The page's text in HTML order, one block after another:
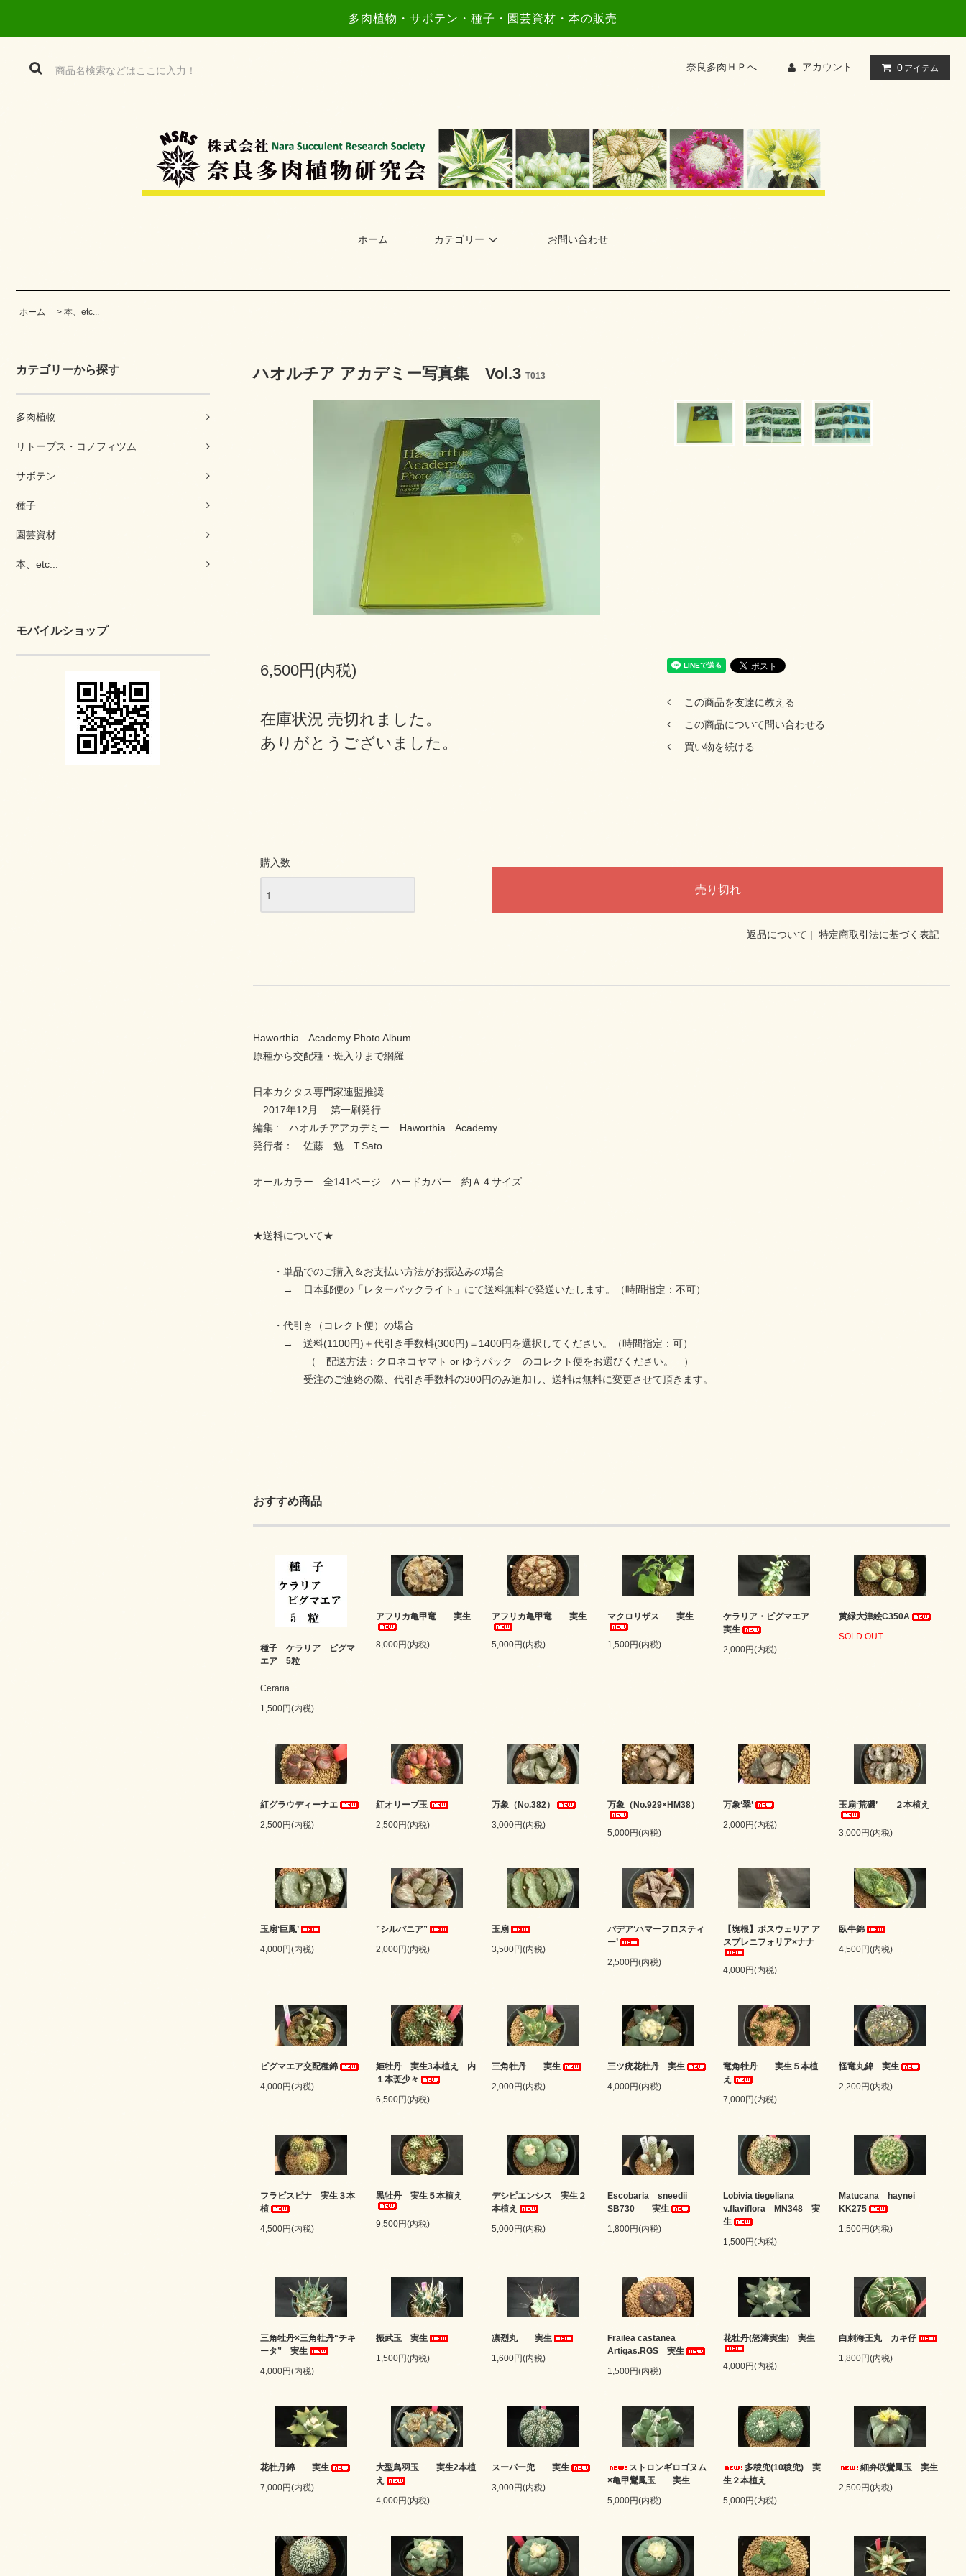
多肉植物・サボテン・種子・園芸資材・本の販売
奈良多肉ＨＰへ アカウント 0 アイテム
ホーム カテゴリー お問い合わせ
ホーム > 本、etc...
カテゴリーから探す
多肉植物
リトープス・コノフィツム
サボテン
種子
園芸資材
本、etc...
モバイルショップ
ハオルチア アカデミー写真集 Vol.3 T013
6,500円(内税)
在庫状況 売切れました。
ありがとうございました。
この商品を友達に教える
この商品について問い合わせる
買い物を続ける
購入数
返品について | 特定商取引法に基づく表記
Haworthia Academy Photo Album
原種から交配種・斑入りまで網羅
日本カクタス専門家連盟推奨
2017年12月 第一刷発行
編集 : ハオルチアアカデミー Haworthia Academy
発行者： 佐藤 勉 T.Sato
オールカラー 全141ページ ハードカバー 約Ａ４サイズ
★送料について★
・単品でのご購入＆お支払い方法がお振込みの場合
→ 日本郵便の「レターパックライト」にて送料無料で発送いたします。（時間指定：不可）
・代引き（コレクト便）の場合
→ 送料(1100円)＋代引き手数料(300円)＝1400円を選択してください。（時間指定：可）
（ 配送方法：クロネコヤマト or ゆうパック のコレクト便をお選びください。 ）
受注のご連絡の際、代引き手数料の300円のみ追加し、送料は無料に変更させて頂きます。
おすすめ商品
種子 ケラリア ピグマ
エア 5粒
Ceraria
1,500円(内税)
アフリカ亀甲竜 実生
8,000円(内税)
アフリカ亀甲竜 実生
5,000円(内税)
マクロリザス 実生
1,500円(内税)
ケラリア・ピグマエア
実生
2,000円(内税)
黄緑大津絵C350A
SOLD OUT
紅グラウディーナエ
2,500円(内税)
紅オリーブ玉
2,500円(内税)
万象（No.382）
3,000円(内税)
万象（No.929×HM38）
5,000円(内税)
万象‘翠’
2,000円(内税)
玉扇‘荒磯’ ２本植え
3,000円(内税)
玉扇‘巨鳳’
4,000円(内税)
”シルバニア”
2,000円(内税)
玉扇
3,500円(内税)
バデア‘ハマーフロスティ
ー’
2,500円(内税)
【塊根】ボスウェリア ア
スプレニフォリア×ナナ
4,000円(内税)
臥牛錦
4,500円(内税)
ピグマエア交配種錦
4,000円(内税)
姫牡丹 実生3本植え 内
１本斑少々
6,500円(内税)
三角牡丹 実生
2,000円(内税)
三ツ疣花牡丹 実生
4,000円(内税)
竜角牡丹 実生５本植
え
7,000円(内税)
怪竜丸錦 実生
2,200円(内税)
フラビスピナ 実生３本
植
4,500円(内税)
黒牡丹 実生５本植え
9,500円(内税)
デシピエンシス 実生２
本植え
5,000円(内税)
Escobaria sneedii
SB730 実生
1,800円(内税)
Lobivia tiegeliana
v.flaviflora MN348 実
生
1,500円(内税)
Matucana haynei
KK275
1,500円(内税)
三角牡丹×三角牡丹“チキ
ータ” 実生
4,000円(内税)
振武玉 実生
1,500円(内税)
凛烈丸 実生
1,600円(内税)
Frailea castanea
Artigas.RGS 実生
1,500円(内税)
花牡丹(怒濤実生) 実生
4,000円(内税)
白刺海王丸 カキ仔
1,800円(内税)
花牡丹錦 実生
7,000円(内税)
大型鳥羽玉 実生2本植
え
4,000円(内税)
スーパー兜 実生
3,000円(内税)
ストロンギロゴヌム
×亀甲鸞鳳玉 実生
5,000円(内税)
多稜兜(10稜兜) 実
生２本植え
5,000円(内税)
細弁咲鸞鳳玉 実生
2,500円(内税)